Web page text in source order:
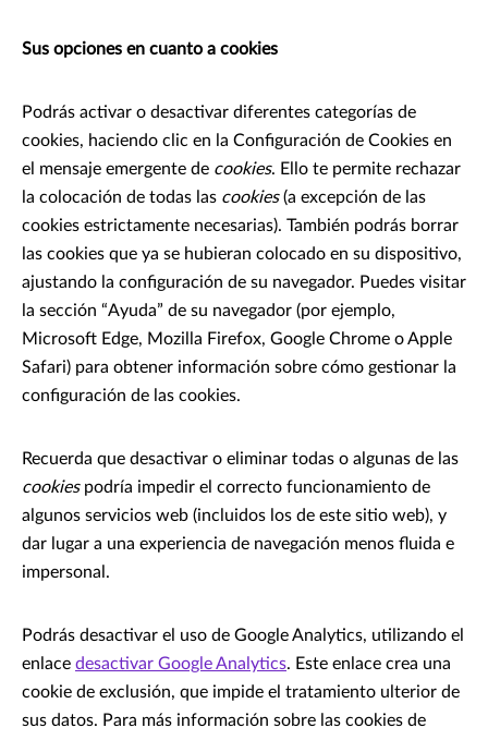
Sus opciones en cuanto a cookies
Podrás activar o desactivar diferentes categorías de
cookies, haciendo clic en la Configuración de Cookies en
el mensaje emergente de cookies. Ello te permite rechazar
la colocación de todas las cookies(a excepción de las
cookies estrictamente necesarias). También podrás borrar
las cookies que ya se hubieran colocado en su dispositivo,
ajustando la configuración de su navegador. Puedes visitar
la sección “Ayuda” de su navegador (por ejemplo,
Microsoft Edge, Mozilla Firefox, Google Chrome o Apple
Safari) para obtener información sobre cómo gestionar la
configuración de las cookies.
Recuerda que desactivar o eliminar todas o algunas de las
cookies podría impedir el correcto funcionamiento de
algunos servicios web (incluidos los de este sitio web), y
dar lugar a una experiencia de navegación menos fluida e
impersonal.
Podrás desactivar el uso de Google Analytics, utilizando el
enlace desactivar Google Analytics. Este enlace crea una
cookie de exclusión, que impide el tratamiento ulterior de
sus datos. Para más información sobre las cookies de